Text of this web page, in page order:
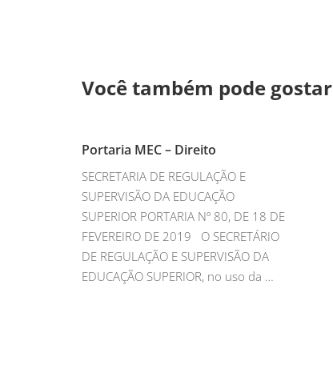
Você também pode gostar
Portaria MEC – Direito
SECRETARIA DE REGULAÇÃO E
SUPERVISÃO DA EDUCAÇÃO
SUPERIOR PORTARIA Nº 80, DE 18 DE
FEVEREIRO DE 2019 O SECRETÁRIO
DE REGULAÇÃO E SUPERVISÃO DA
EDUCAÇÃO SUPERIOR, no uso da …